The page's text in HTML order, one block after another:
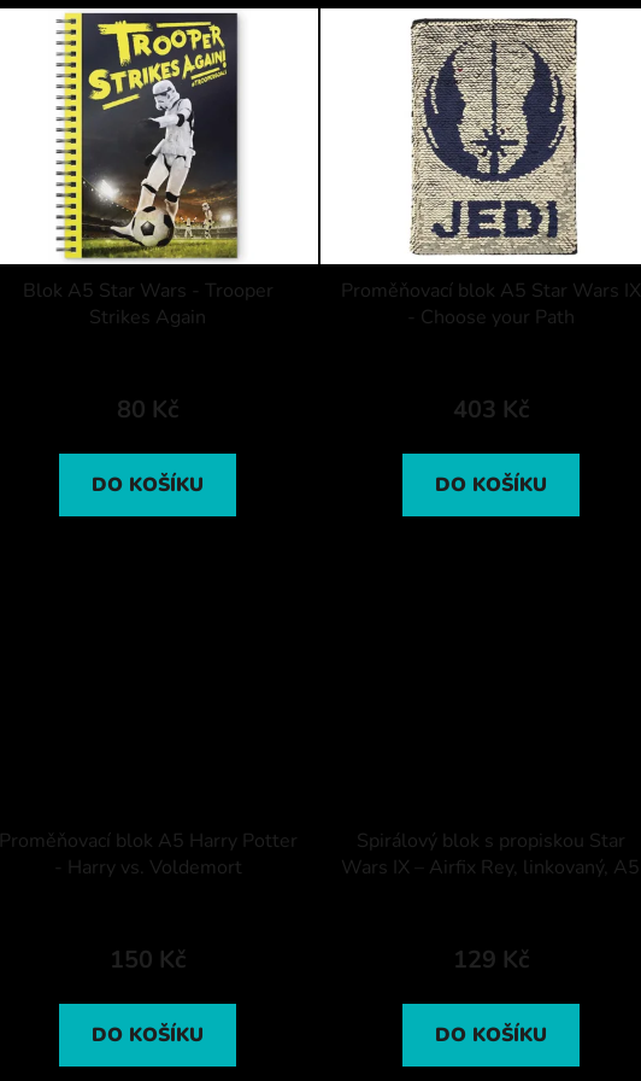
Blok A5 Star Wars - Trooper
Strikes Again
80 Kč
DO KOŠÍKU
Proměňovací blok A5 Star Wars IX
- Choose your Path
403 Kč
DO KOŠÍKU
Proměňovací blok A5 Harry Potter
- Harry vs. Voldemort
150 Kč
DO KOŠÍKU
Spirálový blok s propiskou Star
Wars IX – Airfix Rey, linkovaný, A5
129 Kč
DO KOŠÍKU